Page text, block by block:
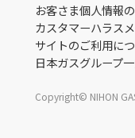
お客さま個人情報
カスタマーハラス
サイトのご利用に
日本ガスグループ
Copyright© NIHON